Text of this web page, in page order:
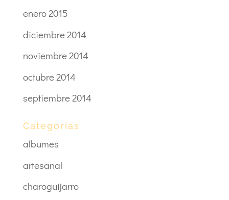
enero 2015
diciembre 2014
noviembre 2014
octubre 2014
septiembre 2014
Categorías
albumes
artesanal
charoguijarro